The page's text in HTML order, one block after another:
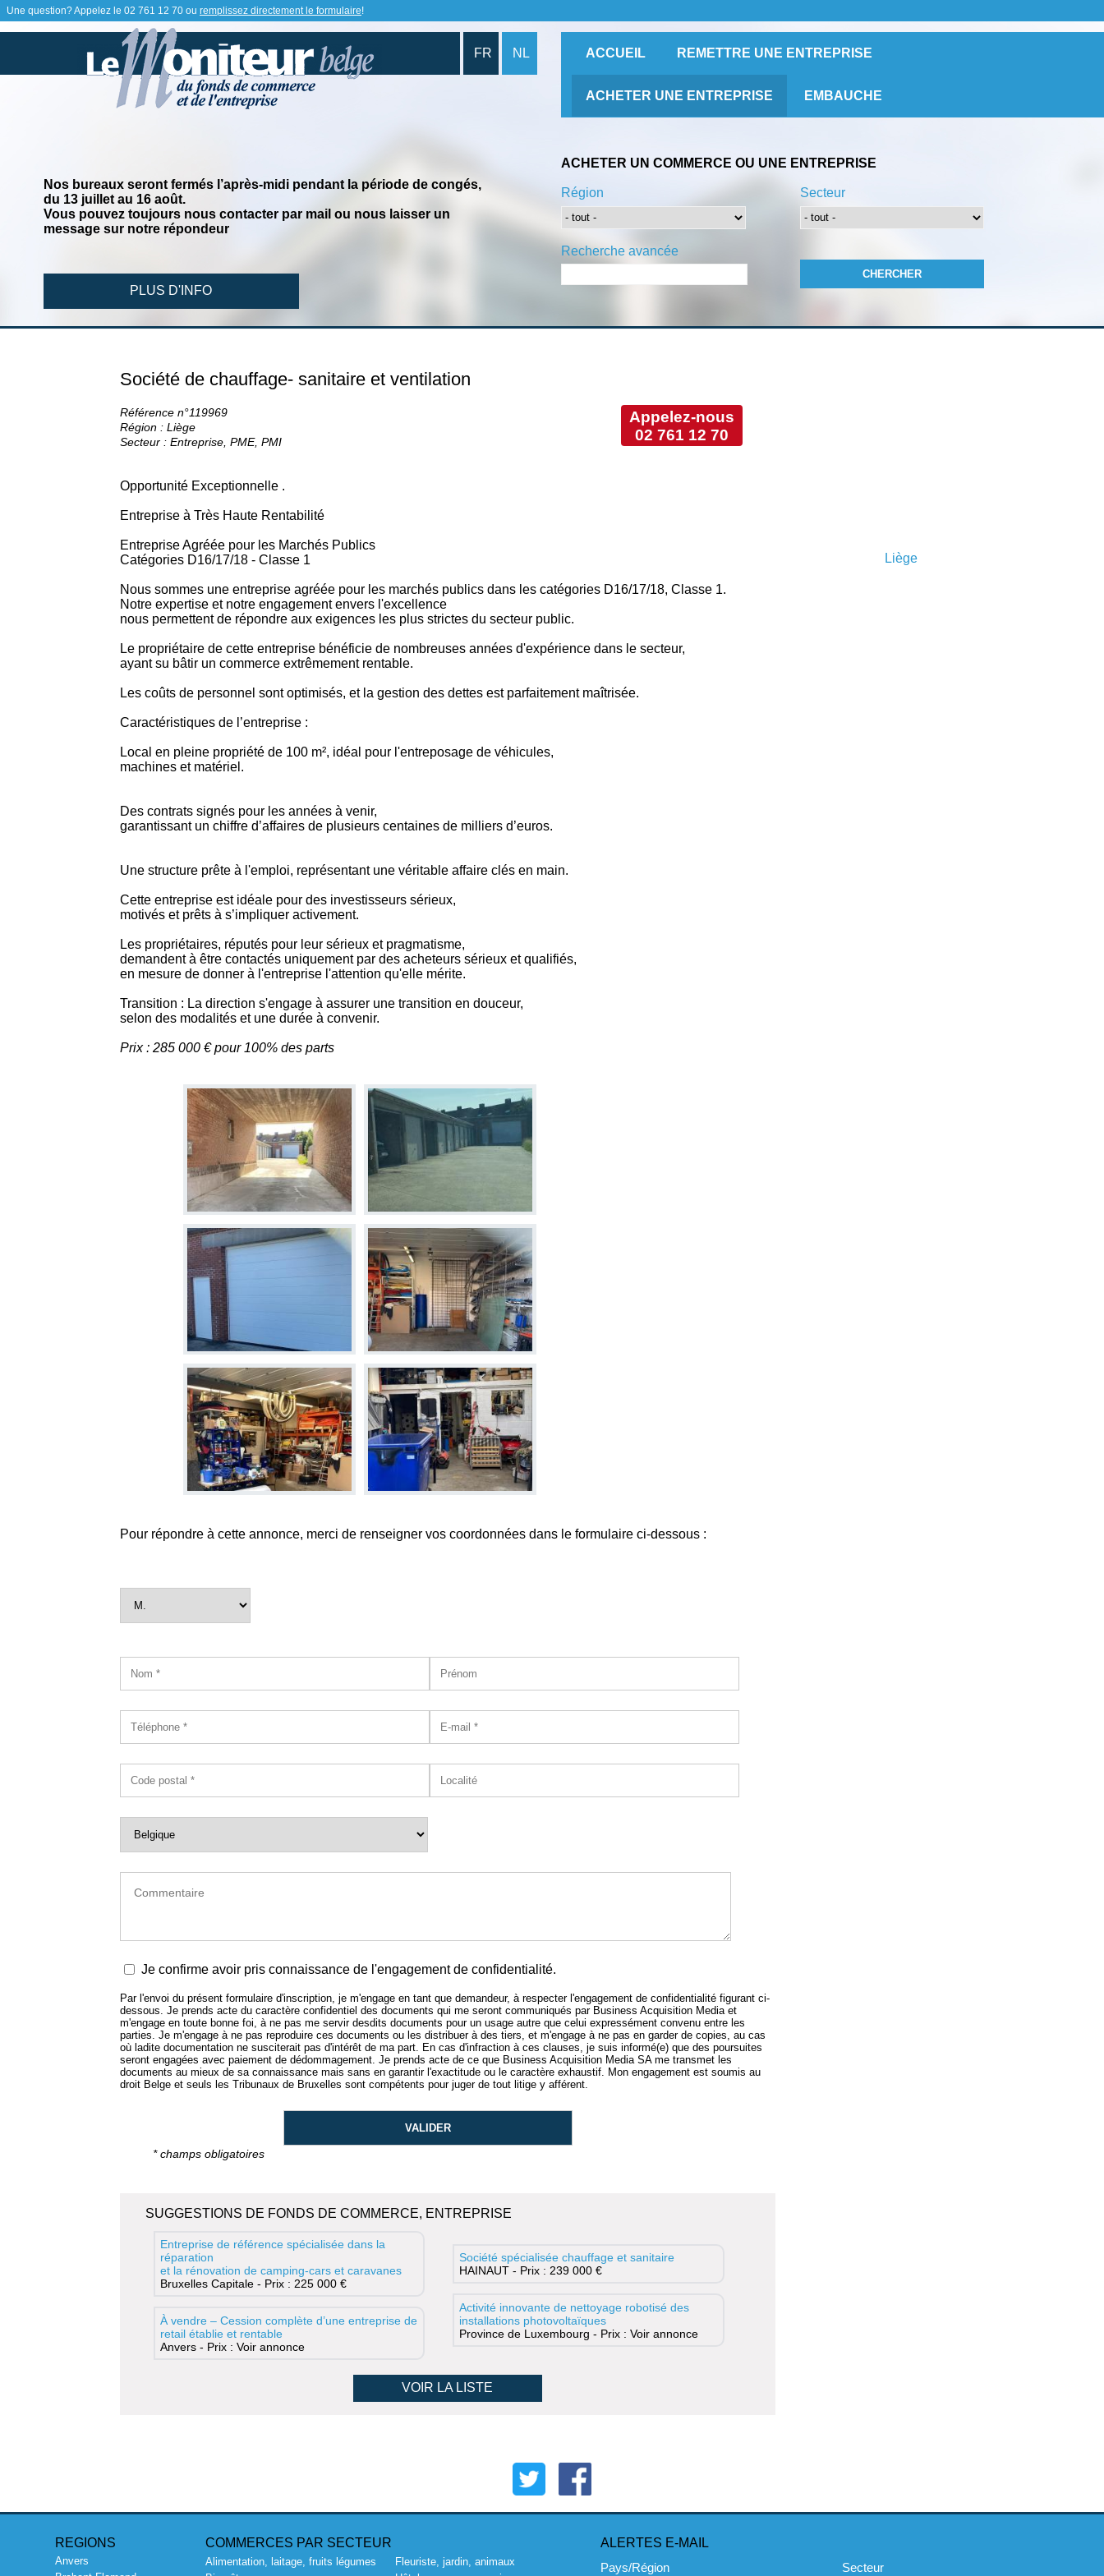
Une question? Appelez le 02 761 12 70 ou remplissez directement le formulaire!
FR NL ACCUEIL REMETTRE UNE ENTREPRISE
ACHETER UNE ENTREPRISE EMBAUCHE
Nos bureaux seront fermés l’après-midi pendant la période de congés,
du 13 juillet au 16 août.
Vous pouvez toujours nous contacter par mail ou nous laisser un
message sur notre répondeur
PLUS D'INFO
ACHETER UN COMMERCE OU UNE ENTREPRISE
Région
Recherche avancée
Secteur
Société de chauffage- sanitaire et ventilation
Appelez-nous
02 761 12 70
Référence n°119969
Région : Liège
Secteur : Entreprise, PME, PMI
Opportunité Exceptionnelle .
Entreprise à Très Haute Rentabilité
Entreprise Agréée pour les Marchés Publics
Catégories D16/17/18 - Classe 1
Nous sommes une entreprise agréée pour les marchés publics dans les catégories D16/17/18, Classe 1.
Notre expertise et notre engagement envers l'excellence
nous permettent de répondre aux exigences les plus strictes du secteur public.
Le propriétaire de cette entreprise bénéficie de nombreuses années d'expérience dans le secteur,
ayant su bâtir un commerce extrêmement rentable.
Les coûts de personnel sont optimisés, et la gestion des dettes est parfaitement maîtrisée.
Caractéristiques de l’entreprise :
Local en pleine propriété de 100 m², idéal pour l'entreposage de véhicules,
machines et matériel.
Des contrats signés pour les années à venir,
garantissant un chiffre d’affaires de plusieurs centaines de milliers d’euros.
Une structure prête à l'emploi, représentant une véritable affaire clés en main.
Cette entreprise est idéale pour des investisseurs sérieux,
motivés et prêts à s’impliquer activement.
Les propriétaires, réputés pour leur sérieux et pragmatisme,
demandent à être contactés uniquement par des acheteurs sérieux et qualifiés,
en mesure de donner à l'entreprise l'attention qu'elle mérite.
Transition : La direction s'engage à assurer une transition en douceur,
selon des modalités et une durée à convenir.
Prix : 285 000 € pour 100% des parts
Pour répondre à cette annonce, merci de renseigner vos coordonnées dans le formulaire ci-dessous :
Je confirme avoir pris connaissance de l'engagement de confidentialité.
Par l'envoi du présent formulaire d'inscription, je m'engage en tant que demandeur, à respecter l'engagement de confidentialité figurant ci-
dessous. Je prends acte du caractère confidentiel des documents qui me seront communiqués par Business Acquisition Media et
m'engage en toute bonne foi, à ne pas me servir desdits documents pour un usage autre que celui expressément convenu entre les
parties. Je m'engage à ne pas reproduire ces documents ou les distribuer à des tiers, et m'engage à ne pas en garder de copies, au cas
où ladite documentation ne susciterait pas d'intérêt de ma part. En cas d'infraction à ces clauses, je suis informé(e) que des poursuites
seront engagées avec paiement de dédommagement. Je prends acte de ce que Business Acquisition Media SA me transmet les
documents au mieux de sa connaissance mais sans en garantir l'exactitude ou le caractère exhaustif. Mon engagement est soumis au
droit Belge et seuls les Tribunaux de Bruxelles sont compétents pour juger de tout litige y afférent.
* champs obligatoires
SUGGESTIONS DE FONDS DE COMMERCE, ENTREPRISE
Entreprise de référence spécialisée dans la
réparation
et la rénovation de camping-cars et caravanes
Bruxelles Capitale - Prix : 225 000 €
À vendre – Cession complète d’une entreprise de
retail établie et rentable
Anvers - Prix : Voir annonce
Société spécialisée chauffage et sanitaire
HAINAUT - Prix : 239 000 €
Activité innovante de nettoyage robotisé des
installations photovoltaïques
Province de Luxembourg - Prix : Voir annonce
VOIR LA LISTE
Liège
REGIONS
Anvers
COMMERCES PAR SECTEUR
Alimentation, laitage, fruits légumes
Fleuriste, jardin, animaux
ALERTES E-MAIL
Pays/Région
Secteur